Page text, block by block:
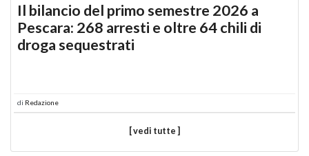
Il bilancio del primo semestre 2026 a
Pescara: 268 arresti e oltre 64 chili di
droga sequestrati
di Redazione
[ vedi tutte ]